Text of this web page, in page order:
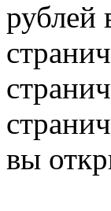
рублей
вы